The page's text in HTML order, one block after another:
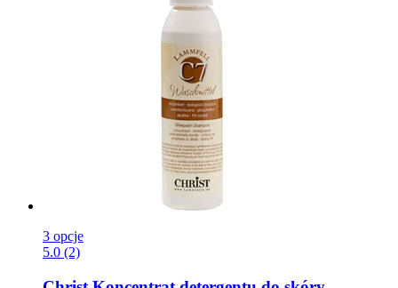
3 opcje
5.0 (2)